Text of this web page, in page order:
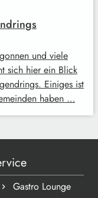
und viele
sich hier ein Blick
Einiges ist
haben …
Gastro Lounge